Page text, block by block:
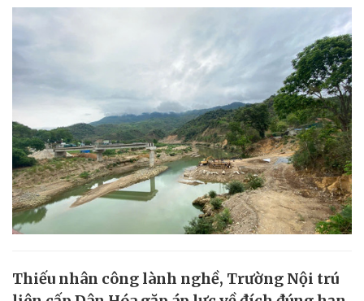
Thiếu nhân công lành nghề, Trường Nội trú